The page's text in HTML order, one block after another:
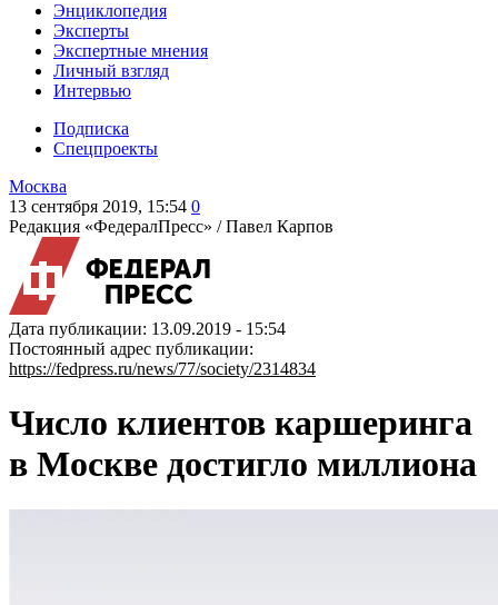
Энциклопедия
Эксперты
Экспертные мнения
Личный взгляд
Интервью
Подписка
Спецпроекты
Москва
13 сентября 2019, 15:54 0
Редакция «ФедералПресс» /Павел Карпов
Дата публикации: 13.09.2019 - 15:54
Постоянный адрес публикации:
https://fedpress.ru/news/77/society/2314834
Число клиентов каршеринга
в Москве достигло миллиона